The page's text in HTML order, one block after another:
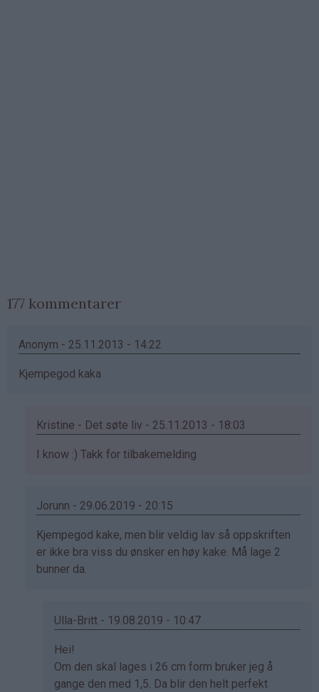
177 kommentarer
Anonym - 25.11.2013 - 14:22
Kjempegod kaka
Kristine - Det søte liv - 25.11.2013 - 18:03
Som
av
(ikke
bekreftet)
I know :) Takk for tilbakemelding
Jorunn - 29.06.2019 - 20:15
Som
svar
på
(ikke
Kjempegod kake, men blir veldig lav så oppskriften
er ikke bra viss du ønsker en høy kake. Må lage 2
bunner da.
Ulla-Britt - 19.08.2019 - 10:47
Som
svar
på
Hei!
Om den skal lages i 26 cm form bruker jeg å
gange den med 1,5. Da blir den helt perfekt